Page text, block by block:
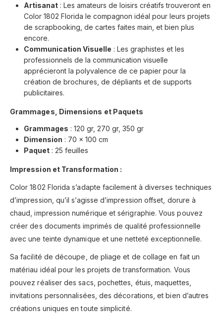
Artisanat : Les amateurs de loisirs créatifs trouveront en
Color 1802 Florida le compagnon idéal pour leurs projets
de scrapbooking, de cartes faites main, et bien plus
encore.
Communication Visuelle : Les graphistes et les
professionnels de la communication visuelle
apprécieront la polyvalence de ce papier pour la
création de brochures, de dépliants et de supports
publicitaires.
Grammages, Dimensions et Paquets
Grammages : 120 gr, 270 gr, 350 gr
Dimension : 70 x 100 cm
Paquet : 25 feuilles
Impression et Transformation :
Color 1802 Florida s’adapte facilement à diverses techniques
d’impression, qu’il s’agisse d’impression offset, dorure à
chaud, impression numérique et sérigraphie. Vous pouvez
créer des documents imprimés de qualité professionnelle
avec une teinte dynamique et une netteté exceptionnelle.
Sa facilité de découpe, de pliage et de collage en fait un
matériau idéal pour les projets de transformation. Vous
pouvez réaliser des sacs, pochettes, étuis, maquettes,
invitations personnalisées, des décorations, et bien d’autres
créations uniques en toute simplicité.